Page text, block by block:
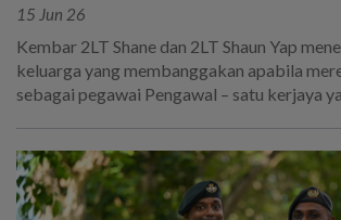
15 Jun 26
Kembar 2LT Shane dan 2LT Shaun Yap
keluarga yang membanggakan apabila
sebagai pegawai Pengawal – satu kerjaya